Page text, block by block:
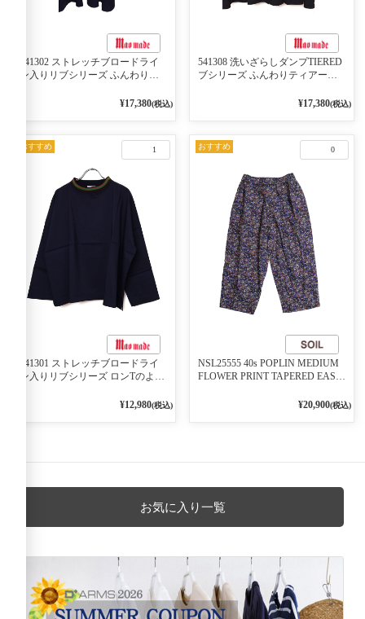
541302 ストレッチブロードライ
ン入りリブシリーズ ふんわりス
¥17,380(税込)
541308 洗いざらしダンプTIERED
ブシリーズ ふんわりティアード
¥17,380(税込)
1
おすすめ
541301 ストレッチブロードライ
ン入りリブシリーズ ロンTのよう
プルオーバー 79ネイビー¥12,980(税込)
0
おすすめ
NSL25555 40s POPLIN MEDIUM
FLOWER PRINT TAPERED EASY
¥20,900(税込)
お気に入り一覧